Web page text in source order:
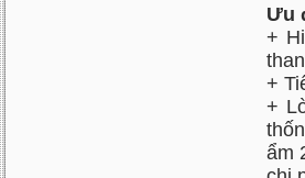
Ưu
+
+
+
ẩm